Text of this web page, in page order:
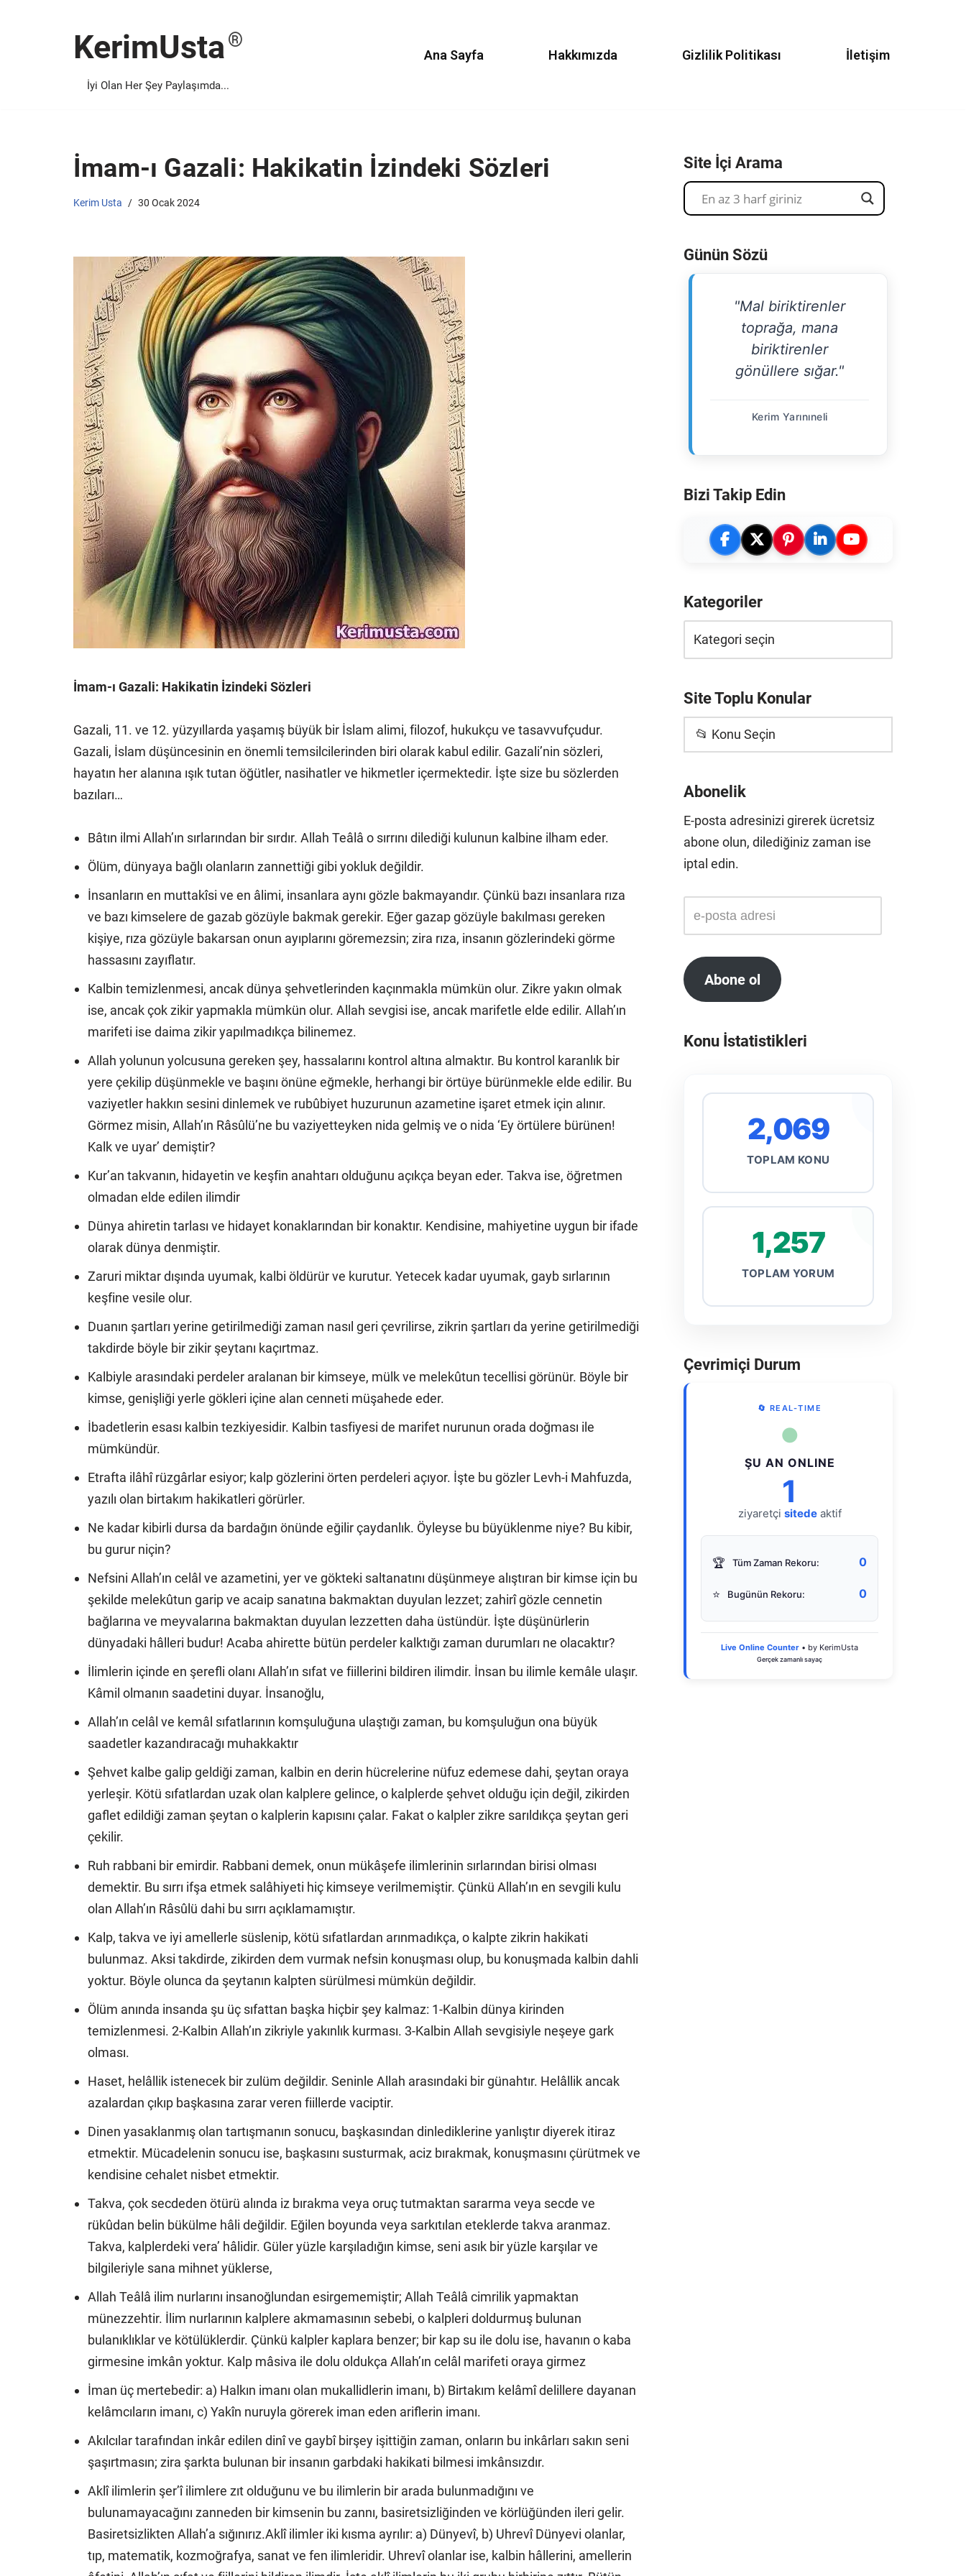
KerimUsta
İyi Olan Her Şey Paylaşımda...
Ana Sayfa Hakkımızda Gizlilik Politikası İletişim
İmam-ı Gazali: Hakikatin İzindeki Sözleri
Kerim Usta 30 Ocak 2024
İmam-ı Gazali: Hakikatin İzindeki Sözleri
Gazali, 11. ve 12. yüzyıllarda yaşamış büyük bir İslam alimi, filozof, hukukçu ve tasavvufçudur.
Gazali, İslam düşüncesinin en önemli temsilcilerinden biri olarak kabul edilir. Gazali’nin sözleri,
hayatın her alanına ışık tutan öğütler, nasihatler ve hikmetler içermektedir. İşte size bu sözlerden
bazıları…
Bâtın ilmi Allah’ın sırlarından bir sırdır. Allah Teâlâ o sırrını dilediği kulunun kalbine ilham eder.
Ölüm, dünyaya bağlı olanların zannettiği gibi yokluk değildir.
İnsanların en muttakîsi ve en âlimi, insanlara aynı gözle bakmayandır. Çünkü bazı insanlara rıza
ve bazı kimselere de gazab gözüyle bakmak gerekir. Eğer gazap gözüyle bakılması gereken
kişiye, rıza gözüyle bakarsan onun ayıplarını göremezsin; zira rıza, insanın gözlerindeki görme
hassasını zayıflatır.
Kalbin temizlenmesi, ancak dünya şehvetlerinden kaçınmakla mümkün olur. Zikre yakın olmak
ise, ancak çok zikir yapmakla mümkün olur. Allah sevgisi ise, ancak marifetle elde edilir. Allah’ın
marifeti ise daima zikir yapılmadıkça bilinemez.
Allah yolunun yolcusuna gereken şey, hassalarını kontrol altına almaktır. Bu kontrol karanlık bir
yere çekilip düşünmekle ve başını önüne eğmekle, herhangi bir örtüye bürünmekle elde edilir. Bu
vaziyetler hakkın sesini dinlemek ve rubûbiyet huzurunun azametine işaret etmek için alınır.
Görmez misin, Allah’ın Râsûlü’ne bu vaziyetteyken nida gelmiş ve o nida ‘Ey örtülere bürünen!
Kalk ve uyar’ demiştir?
Kur’an takvanın, hidayetin ve keşfin anahtarı olduğunu açıkça beyan eder. Takva ise, öğretmen
olmadan elde edilen ilimdir
Dünya ahiretin tarlası ve hidayet konaklarından bir konaktır. Kendisine, mahiyetine uygun bir ifade
olarak dünya denmiştir.
Zaruri miktar dışında uyumak, kalbi öldürür ve kurutur. Yetecek kadar uyumak, gayb sırlarının
keşfine vesile olur.
Duanın şartları yerine getirilmediği zaman nasıl geri çevrilirse, zikrin şartları da yerine getirilmediği
takdirde böyle bir zikir şeytanı kaçırtmaz.
Kalbiyle arasındaki perdeler aralanan bir kimseye, mülk ve melekûtun tecellisi görünür. Böyle bir
kimse, genişliği yerle gökleri içine alan cenneti müşahede eder.
İbadetlerin esası kalbin tezkiyesidir. Kalbin tasfiyesi de marifet nurunun orada doğması ile
mümkündür.
Etrafta ilâhî rüzgârlar esiyor; kalp gözlerini örten perdeleri açıyor. İşte bu gözler Levh-i Mahfuzda,
yazılı olan birtakım hakikatleri görürler.
Ne kadar kibirli dursa da bardağın önünde eğilir çaydanlık. Öyleyse bu büyüklenme niye? Bu kibir,
bu gurur niçin?
Nefsini Allah’ın celâl ve azametini, yer ve gökteki saltanatını düşünmeye alıştıran bir kimse için bu
şekilde melekûtun garip ve acaip sanatına bakmaktan duyulan lezzet; zahirî gözle cennetin
bağlarına ve meyvalarına bakmaktan duyulan lezzetten daha üstündür. İşte düşünürlerin
dünyadaki hâlleri budur! Acaba ahirette bütün perdeler kalktığı zaman durumları ne olacaktır?
İlimlerin içinde en şerefli olanı Allah’ın sıfat ve fiillerini bildiren ilimdir. İnsan bu ilimle kemâle ulaşır.
Kâmil olmanın saadetini duyar. İnsanoğlu,
Allah’ın celâl ve kemâl sıfatlarının komşuluğuna ulaştığı zaman, bu komşuluğun ona büyük
saadetler kazandıracağı muhakkaktır
Şehvet kalbe galip geldiği zaman, kalbin en derin hücrelerine nüfuz edemese dahi, şeytan oraya
yerleşir. Kötü sıfatlardan uzak olan kalplere gelince, o kalplerde şehvet olduğu için değil, zikirden
gaflet edildiği zaman şeytan o kalplerin kapısını çalar. Fakat o kalpler zikre sarıldıkça şeytan geri
çekilir.
Ruh rabbani bir emirdir. Rabbani demek, onun mükâşefe ilimlerinin sırlarından birisi olması
demektir. Bu sırrı ifşa etmek salâhiyeti hiç kimseye verilmemiştir. Çünkü Allah’ın en sevgili kulu
olan Allah’ın Râsûlü dahi bu sırrı açıklamamıştır.
Kalp, takva ve iyi amellerle süslenip, kötü sıfatlardan arınmadıkça, o kalpte zikrin hakikati
bulunmaz. Aksi takdirde, zikirden dem vurmak nefsin konuşması olup, bu konuşmada kalbin dahli
yoktur. Böyle olunca da şeytanın kalpten sürülmesi mümkün değildir.
Ölüm anında insanda şu üç sıfattan başka hiçbir şey kalmaz: 1-Kalbin dünya kirinden
temizlenmesi. 2-Kalbin Allah’ın zikriyle yakınlık kurması. 3-Kalbin Allah sevgisiyle neşeye gark
olması.
Haset, helâllik istenecek bir zulüm değildir. Seninle Allah arasındaki bir günahtır. Helâllik ancak
azalardan çıkıp başkasına zarar veren fiillerde vaciptir.
Dinen yasaklanmış olan tartışmanın sonucu, başkasından dinlediklerine yanlıştır diyerek itiraz
etmektir. Mücadelenin sonucu ise, başkasını susturmak, aciz bırakmak, konuşmasını çürütmek ve
kendisine cehalet nisbet etmektir.
Takva, çok secdeden ötürü alında iz bırakma veya oruç tutmaktan sararma veya secde ve
rükûdan belin bükülme hâli değildir. Eğilen boyunda veya sarkıtılan eteklerde takva aranmaz.
Takva, kalplerdeki vera’ hâlidir. Güler yüzle karşıladığın kimse, seni asık bir yüzle karşılar ve
bilgileriyle sana mihnet yüklerse,
Allah Teâlâ ilim nurlarını insanoğlundan esirgememiştir; Allah Teâlâ cimrilik yapmaktan
münezzehtir. İlim nurlarının kalplere akmamasının sebebi, o kalpleri doldurmuş bulunan
bulanıklıklar ve kötülüklerdir. Çünkü kalpler kaplara benzer; bir kap su ile dolu ise, havanın o kaba
girmesine imkân yoktur. Kalp mâsiva ile dolu oldukça Allah’ın celâl marifeti oraya girmez
İman üç mertebedir: a) Halkın imanı olan mukallidlerin imanı, b) Birtakım kelâmî delillere dayanan
kelâmcıların imanı, c) Yakîn nuruyla görerek iman eden ariflerin imanı.
Akılcılar tarafından inkâr edilen dinî ve gaybî birşey işittiğin zaman, onların bu inkârları sakın seni
şaşırtmasın; zira şarkta bulunan bir insanın garbdaki hakikati bilmesi imkânsızdır.
Aklî ilimlerin şer’î ilimlere zıt olduğunu ve bu ilimlerin bir arada bulunmadığını ve
bulunamayacağını zanneden bir kimsenin bu zannı, basiretsizliğinden ve körlüğünden ileri gelir.
Basiretsizlikten Allah’a sığınırız.Aklî ilimler iki kısma ayrılır: a) Dünyevî, b) Uhrevî Dünyevi olanlar,
tıp, matematik, kozmoğrafya, sanat ve fen ilimleridir. Uhrevî olanlar ise, kalbin hâllerini, amellerin
Site İçi Arama
Günün Sözü
"Mal biriktirenler
toprağa, mana
biriktirenler
gönüllere sığar."
Kerim Yarınıneli
Bizi Takip Edin
Kategoriler
Site Toplu Konular
📂 Konu Seçin
Abonelik
E-posta adresinizi girerek ücretsiz
abone olun, dilediğiniz zaman ise
iptal edin.
Abone ol
Konu İstatistikleri
2,069
TOPLAM KONU
1,257
TOPLAM YORUM
Çevrimiçi Durum
🔄 REAL-TIME
●
ŞU AN ONLINE
1
ziyaretçi sitedeaktif
🏆 Tüm Zaman Rekoru: 0
⭐ Bugünün Rekoru: 0
Live Online Counter • by KerimUsta
Gerçek zamanlı sayaç